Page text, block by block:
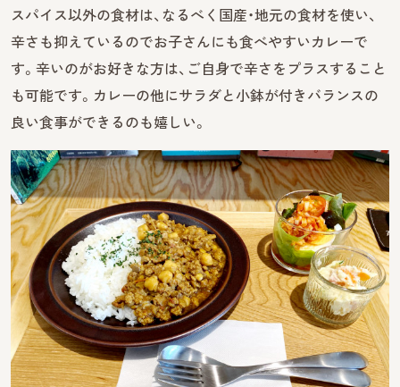
スパイス以外の食材は、なるべく国産・地元の食材を使い、
辛さも抑えているのでお子さんにも食べやすいカレーで
す。辛いのがお好きな方は、ご自身で辛さをプラスすること
も可能です。カレーの他にサラダと小鉢が付きバランスの
良い食事ができるのも嬉しい。